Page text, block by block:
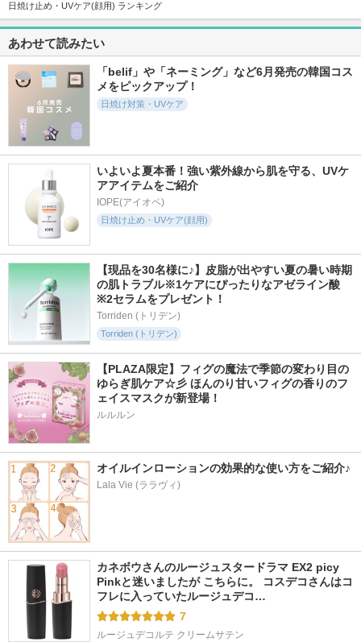
5.2
43件
ダイブイン スージ
ング サンスティッ
ク
Torriden (トリデン)
5.7
9408件
イン デイ
KANEBO
5.3
11272件
ルチ プロテクショ
ン トーンアップCC
5.0
トランシーノ薬用U
VパウダーEX
5.6
1700件
ニベアUV ディープ
プロテクト＆ケア
ミルクミスト
5.6
2654件
ニベアUV ディープ
プロテクト＆ケア
ジェル
ニベア
アドバンスドリペ
ア ＡＩグローアッ
プ サンスクリーン
PHYSIOGEL(フィジ
オールインワン ビ
ューティーパクト
527件
スキンプライマー U
V プロテクター（フ
ブリリアージュ
TOCOBO favs
日焼け止め・UVケア(顔用) ランキング
あわせて読みたい
「belif」や「ネーミング」など6月発売の韓国コス
メをピックアップ！
日焼け対策・UVケア
いよいよ夏本番！強い紫外線から肌を守る、UVケ
アアイテムをご紹介
IOPE(アイオペ)
日焼け止め・UVケア(顔用)
【現品を30名様に♪】皮脂が出やすい夏の暑い時期
の肌トラブル※1ケアにぴったりなアゼライン酸
※2セラムをプレゼント！
Torriden (トリデン)
Torriden (トリデン)
【PLAZA限定】フィグの魔法で季節の変わり目の
ゆらぎ肌ケア☆彡 ほんのり甘いフィグの香りのフ
ェイスマスクが新登場！
ルルルン
オイルインローションの効果的な使い方をご紹介♪
Lala Vie (ララヴィ)
カネボウさんのルージュスタードラマ EX2 picy
Pinkと迷いましたが こちらに。 コスデコさんはコ
フレに入っていたルージュデコ…
7
ルージュデコルテ クリームサテン